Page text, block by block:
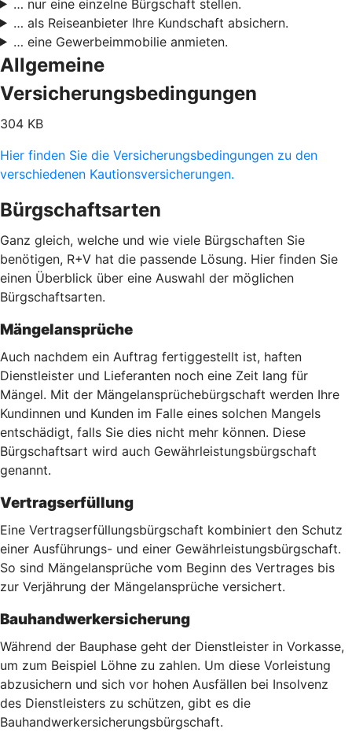
… nur eine einzelne Bürgschaft stellen.
… als Reiseanbieter Ihre Kundschaft absichern.
… eine Gewerbeimmobilie anmieten.
Allgemeine
Versicherungsbedingungen
304 KB
Hier finden Sie die Versicherungsbedingungen zu den
verschiedenen Kautionsversicherungen.
Bürgschaftsarten
Ganz gleich, welche und wie viele Bürgschaften Sie
benötigen, R+V hat die passende Lösung. Hier finden Sie
einen Überblick über eine Auswahl der möglichen
Bürgschaftsarten.
Mängelansprüche
Auch nachdem ein Auftrag fertiggestellt ist, haften
Dienstleister und Lieferanten noch eine Zeit lang für
Mängel. Mit der Mängelansprüchebürgschaft werden Ihre
Kundinnen und Kunden im Falle eines solchen Mangels
entschädigt, falls Sie dies nicht mehr können. Diese
Bürgschaftsart wird auch Gewährleistungsbürgschaft
genannt.
Vertragserfüllung
Eine Vertragserfüllungsbürgschaft kombiniert den Schutz
einer Ausführungs- und einer Gewährleistungsbürgschaft.
So sind Mängelansprüche vom Beginn des Vertrages bis
zur Verjährung der Mängelansprüche versichert.
Bauhandwerkersicherung
Während der Bauphase geht der Dienstleister in Vorkasse,
um zum Beispiel Löhne zu zahlen. Um diese Vorleistung
abzusichern und sich vor hohen Ausfällen bei Insolvenz
des Dienstleisters zu schützen, gibt es die
Bauhandwerkersicherungsbürgschaft.